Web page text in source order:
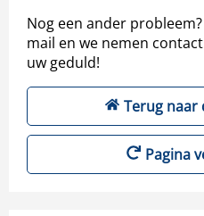
Nog een ander
mail en we nemen
uw geduld!
Terug naar
Pagina